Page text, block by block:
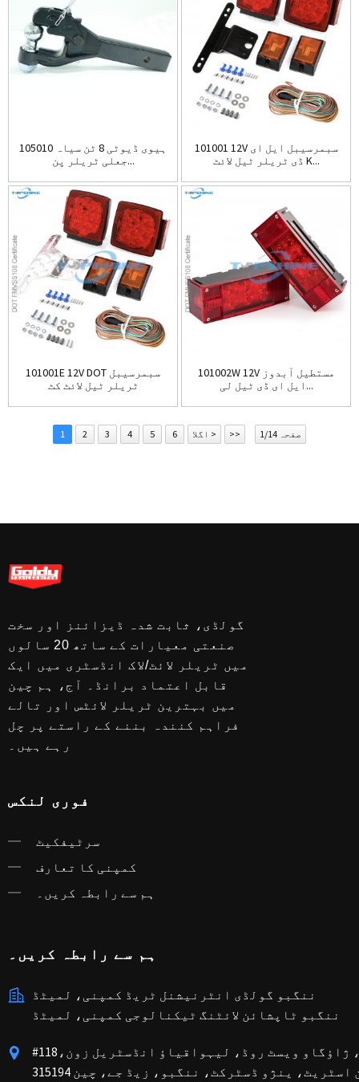
105010 ہیوی ڈیوٹی 8 ٹن سیاہ
جعلی ٹریلر پن...
101001 12V سبمرسیبل ایل ای
ڈی ٹریلر ٹیل لائٹ K...
101001E 12V DOT سبمرسیبل
ٹریلر ٹیل لائٹ کٹ
101002W 12V مستطیل آبدوز
ایل ای ڈی ٹیل لی...
1 2 3 4 5 6 اگلا > >> صفحہ 1/14
گولڈی، ثابت شدہ ڈیزائنز اور سخت
صنعتی معیارات کے ساتھ 20 سالوں
میں ٹریلر لائٹ/لاک انڈسٹری میں ایک
قابل اعتماد برانڈ۔ آج، ہم چین
میں بہترین ٹریلر لائٹس اور تالے
فراہم کنندہ بننے کے راستے پر چل
رہے ہیں۔
فوری لنکس
سرٹیفکیٹ
کمپنی کا تعارف
ہم سے رابطہ کریں۔
ہم سے رابطہ کریں۔
ننگبو گولڈی انٹرنیشنل ٹریڈ کمپنی، لمیٹڈ
ننگبو ٹاپشائن لائٹنگ ٹیکنالوجی کمپنی، لمیٹڈ
#118بلڈنگ، ژاؤگاو ویسٹ روڈ، لیہواقیاؤ انڈسٹریل زون،
ینژو ڈسٹرکٹ، ننگبو، زیڈ جے، چین 315194